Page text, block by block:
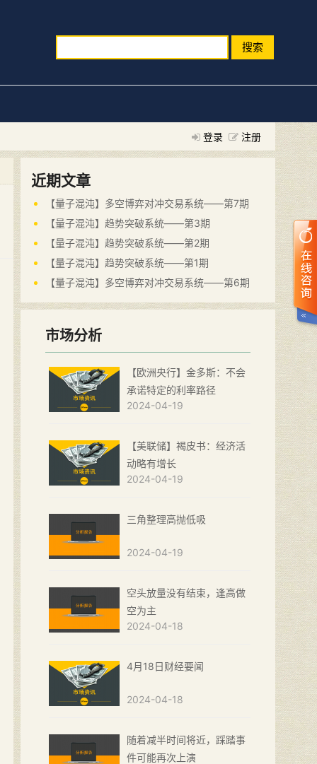
搜索
登录 注册
近期文章
【量子混沌】多空博弈对冲交易系统——第7期
【量子混沌】趋势突破系统——第3期
【量子混沌】趋势突破系统——第2期
【量子混沌】趋势突破系统——第1期
【量子混沌】多空博弈对冲交易系统——第6期
市场分析
【欧洲央行】金多斯：不会
承诺特定的利率路径
2024-04-19
【美联储】褐皮书：经济活
动略有增长
2024-04-19
三角整理高抛低吸
2024-04-19
空头放量没有结束，逢高做
空为主
2024-04-18
4月18日财经要闻
2024-04-18
随着减半时间将近，踩踏事
件可能再次上演